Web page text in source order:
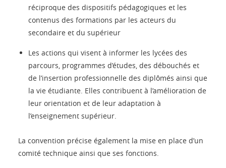
réciproque des dispositifs pédagogiques et les
contenus des formations par les acteurs du
secondaire et du supérieur
Les actions qui visent à informer les lycées des
parcours, programmes d’études, des débouchés et
de l’insertion professionnelle des diplômés ainsi que
la vie étudiante. Elles contribuent à l’amélioration de
leur orientation et de leur adaptation à
l’enseignement supérieur.
La convention précise également la mise en place d’un
comité technique ainsi que ses fonctions.